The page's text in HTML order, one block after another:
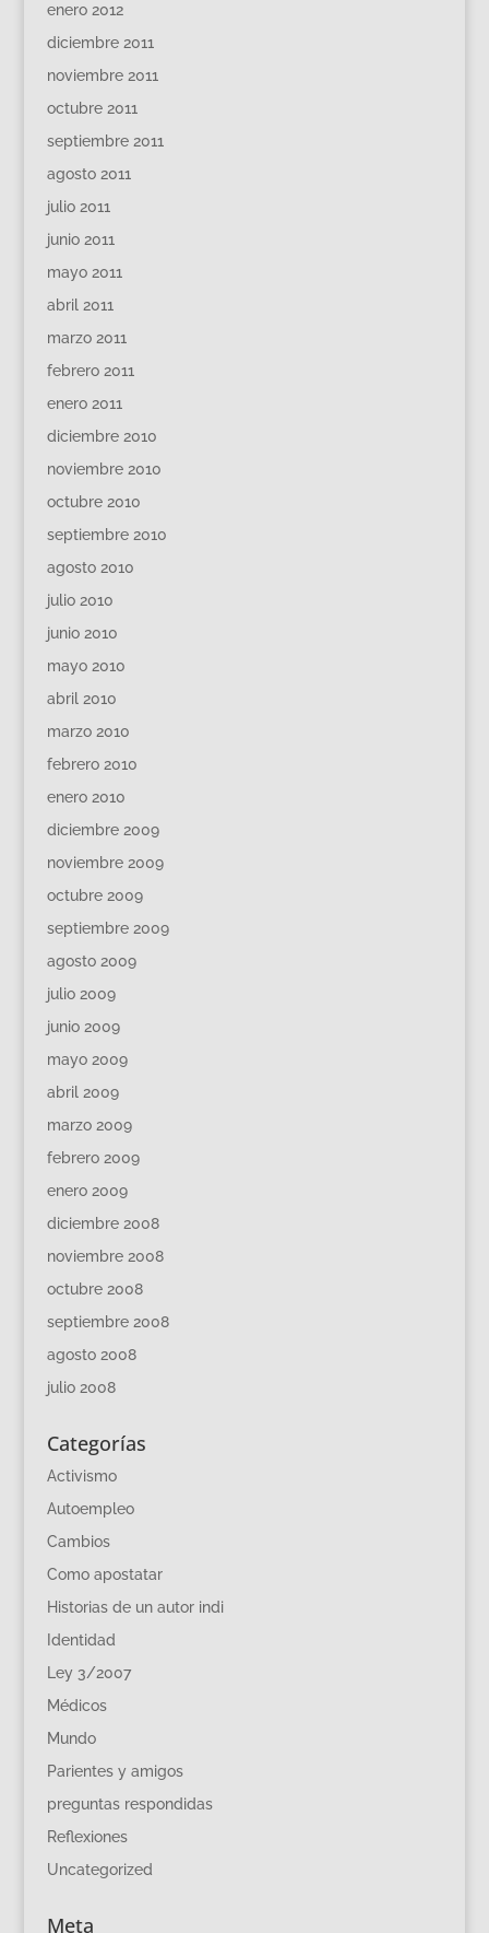
enero 2012
diciembre 2011
noviembre 2011
octubre 2011
septiembre 2011
agosto 2011
julio 2011
junio 2011
mayo 2011
abril 2011
marzo 2011
febrero 2011
enero 2011
diciembre 2010
noviembre 2010
octubre 2010
septiembre 2010
agosto 2010
julio 2010
junio 2010
mayo 2010
abril 2010
marzo 2010
febrero 2010
enero 2010
diciembre 2009
noviembre 2009
octubre 2009
septiembre 2009
agosto 2009
julio 2009
junio 2009
mayo 2009
abril 2009
marzo 2009
febrero 2009
enero 2009
diciembre 2008
noviembre 2008
octubre 2008
septiembre 2008
agosto 2008
julio 2008
Categorías
Activismo
Autoempleo
Cambios
Como apostatar
Historias de un autor indi
Identidad
Ley 3/2007
Médicos
Mundo
Parientes y amigos
preguntas respondidas
Reflexiones
Uncategorized
Meta